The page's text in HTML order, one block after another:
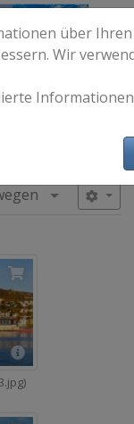
Menü
über
Wir